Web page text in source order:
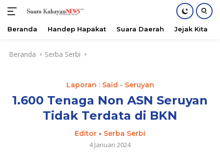
Beranda Handep Hapakat Suara Daerah Jejak Kita
Beranda Serba Serbi
Laporan : Said - Seruyan
1.600 Tenaga Non ASN Seruyan
Tidak Terdata di BKN
Editor - Serba Serbi
4 Januari 2024